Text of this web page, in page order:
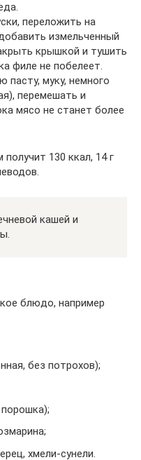
переложить на
измельченный
крышкой и тушить
филе не побелеет.
пасту, муку, немного
перемешать и
мясо не станет более
получит 130 ккал, 14 г
кашей и
блюдо, например
без потрохов);
хмели-сунели.